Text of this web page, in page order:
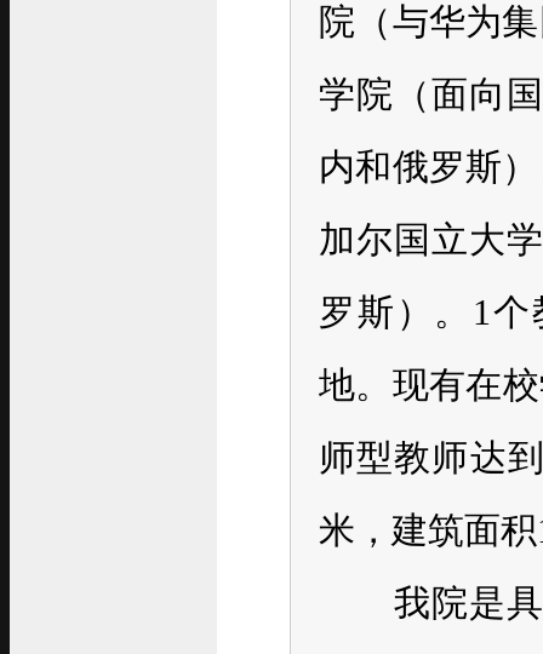
院（与华为
学院（面向
内和俄罗斯
加尔国立大
罗斯）。1
地。现有在
师型教师达
米，建筑面
我院是具